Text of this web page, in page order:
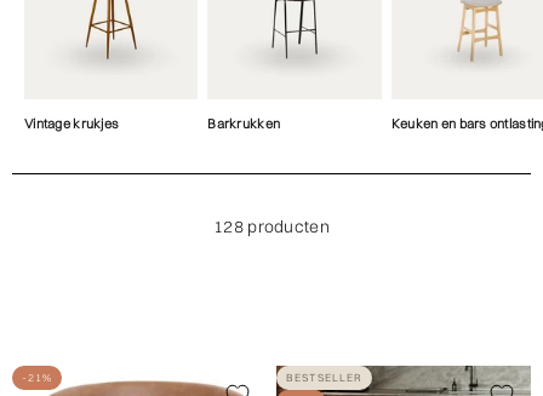
Vintage krukjes Barkrukken Keuken en bars
128 producten
-21%
BESTSELLER